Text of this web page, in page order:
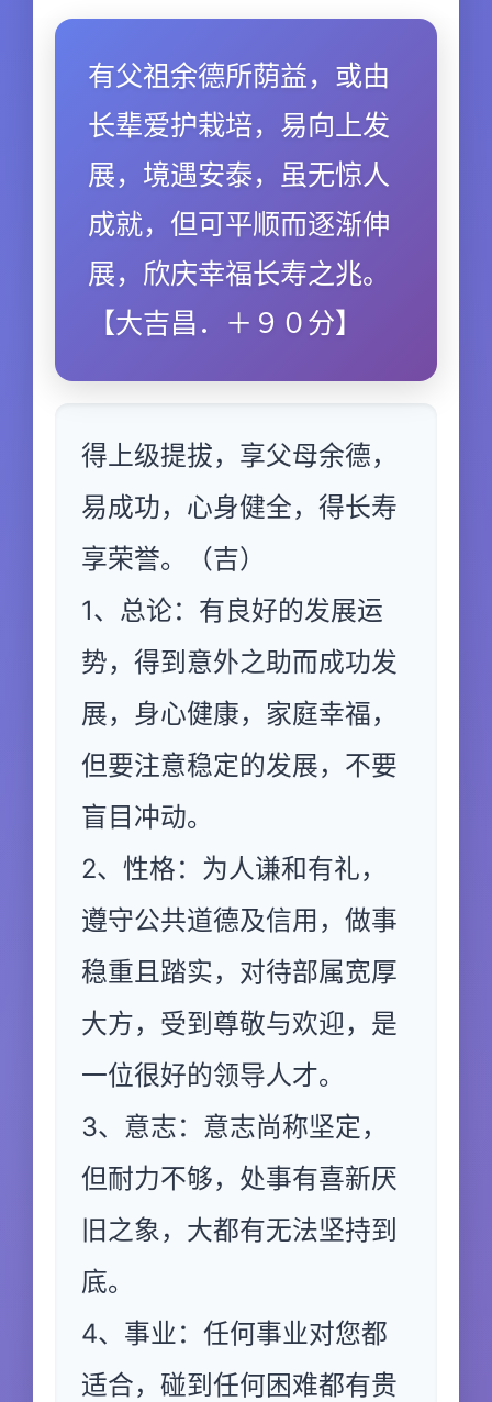
有父祖余德所荫益，或由
长辈爱护栽培，易向上发
展，境遇安泰，虽无惊人
成就，但可平顺而逐渐伸
展，欣庆幸福长寿之兆。
【大吉昌．＋９０分】
得上级提拔，享父母余德，
易成功，心身健全，得长寿
享荣誉。（吉）
1、总论：有良好的发展运
势，得到意外之助而成功发
展，身心健康，家庭幸福，
但要注意稳定的发展，不要
盲目冲动。
2、性格：为人谦和有礼，
遵守公共道德及信用，做事
稳重且踏实，对待部属宽厚
大方，受到尊敬与欢迎，是
一位很好的领导人才。
3、意志：意志尚称坚定，
但耐力不够，处事有喜新厌
旧之象，大都有无法坚持到
底。
4、事业：任何事业对您都
适合，碰到任何困难都有贵